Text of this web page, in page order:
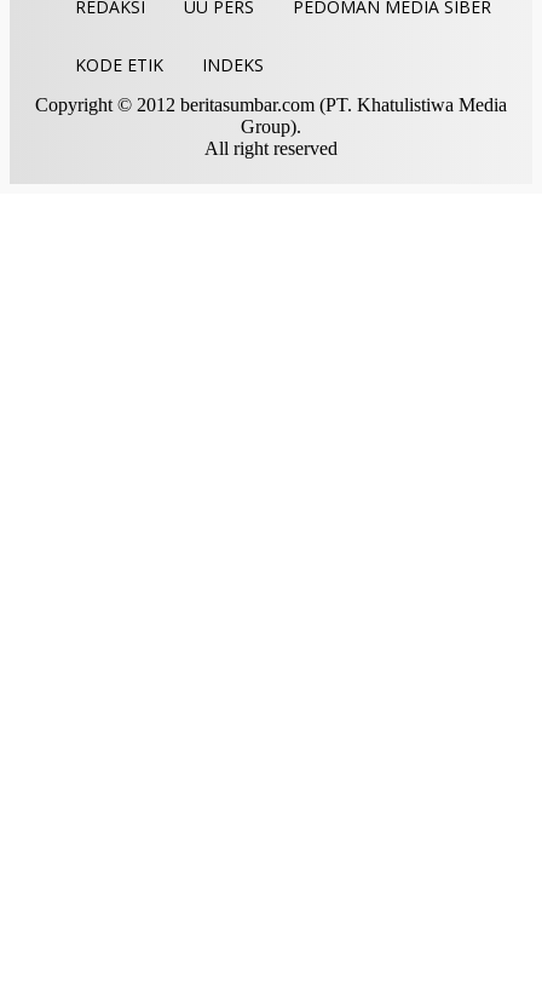
REDAKSI UU PERS PEDOMAN MEDIA SIBER
KODE ETIK INDEKS
Copyright © 2012 beritasumbar.com (PT. Khatulistiwa Media
Group).
All right reserved